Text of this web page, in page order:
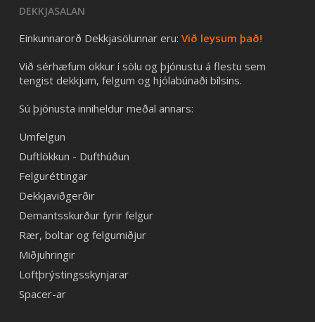
DEKKJASALAN
Einkunnarorð Dekkjasölunnar eru: Við leysum það!
Við sérhæfum okkur í sölu og þjónustu á flestu sem
tengist dekkjum, felgum og hjólabúnaði bílsins.
Sú þjónusta inniheldur meðal annars:
Umfelgun
Duftlökkun - Dufthúðun
Felguréttingar
Dekkjaviðgerðir
Demantsskurður fyrir felgur
Rær, boltar og felgumiðjur
Miðjuhringir
Loftþrýstingsskynjarar
Spacer-ar